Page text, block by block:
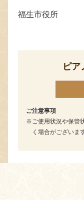
福生市役所
ピア
ご注意事項
ご使用状況や保管
く場合がございま